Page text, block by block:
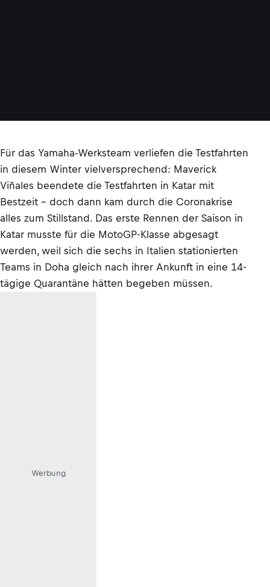
Für das Yamaha-Werksteam verliefen die Testfahrten
in diesem Winter vielversprechend: Maverick
Viñales beendete die Testfahrten in Katar mit
Bestzeit – doch dann kam durch die Coronakrise
alles zum Stillstand. Das erste Rennen der Saison in
Katar musste für die MotoGP-Klasse abgesagt
werden, weil sich die sechs in Italien stationierten
Teams in Doha gleich nach ihrer Ankunft in eine 14-
tägige Quarantäne hätten begeben müssen.
Werbung